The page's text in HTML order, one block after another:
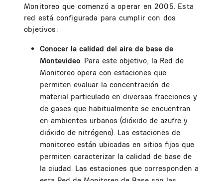
Monitoreo que comenzó a operar en 2005. Esta
red está configurada para cumplir con dos
objetivos:
Conocer la calidad del aire de base de
Montevideo. Para este objetivo, la Red de
Monitoreo opera con estaciones que
permiten evaluar la concentración de
material particulado en diversas fracciones y
de gases que habitualmente se encuentran
en ambientes urbanos (dióxido de azufre y
dióxido de nitrógeno). Las estaciones de
monitoreo están ubicadas en sitios fijos que
permiten caracterizar la calidad de base de
la ciudad. Las estaciones que corresponden a